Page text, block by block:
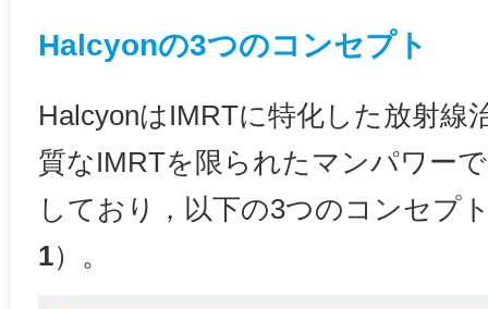
Halcyonの3つのコンセプト
HalcyonはIMRTに特化した放射線
質なIMRTを限られたマンパワー
しており，以下の3つのコンセプ
1）。